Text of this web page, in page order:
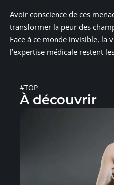
Avoir conscience de ces
transformer la peur des
Face à ce monde invisible, la
l’expertise médicale restent
#TOP
À découvrir